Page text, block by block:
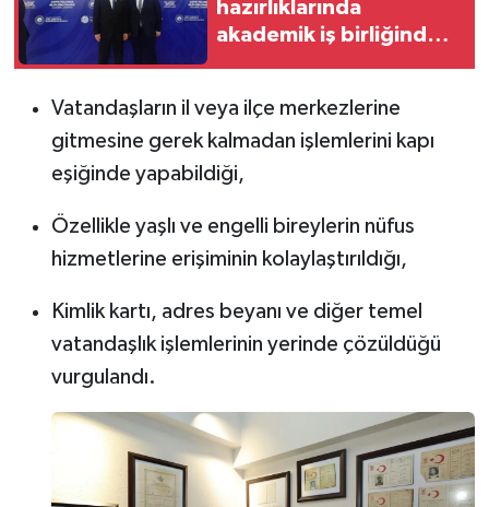
hazırlıklarında
akademik iş birliğinde
Vatandaşların il veya ilçe merkezlerine
gitmesine gerek kalmadan işlemlerini kapı
eşiğinde yapabildiği,
Özellikle yaşlı ve engelli bireylerin nüfus
hizmetlerine erişiminin kolaylaştırıldığı,
Kimlik kartı, adres beyanı ve diğer temel
vatandaşlık işlemlerinin yerinde çözüldüğü
vurgulandı.